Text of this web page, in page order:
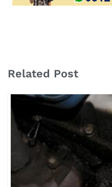
Related Post